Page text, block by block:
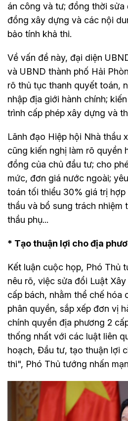
án công và tư; đồng thời
đồng xây dựng và các nội
bảo tính khả thi.
Về vấn đề này, đại diện
và UBND thành phố Hải
rõ thủ tục thanh quyết toán,
nhập địa giới hành chính;
trình cấp phép xây dựng và
Lãnh đạo Hiệp hội Nhà thầu
cũng kiến nghị làm rõ quyền
đồng của chủ đầu tư; cho
mức, đơn giá nước ngoài;
toán tối thiểu 30% giá trị
thầu và bổ sung trách nhiệm
thầu phụ...
* Tạo thuận lợi cho địa
Kết luận cuộc họp, Phó Thủ
nêu rõ, việc sửa đổi Luật
cấp bách, nhằm thể chế hóa
phân quyền, sắp xếp đơn vị
chính quyền địa phương 2
thống nhất với các luật liên
hoạch, Đầu tư, tạo thuận lợi
thi", Phó Thủ tướng nhấn